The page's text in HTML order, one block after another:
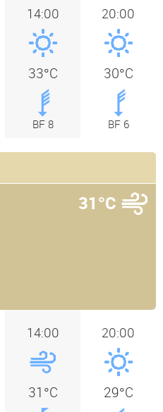
14:00
33°C
BF 8
20:00
30°C
BF 6
31°C
14:00
31°C
20:00
29°C